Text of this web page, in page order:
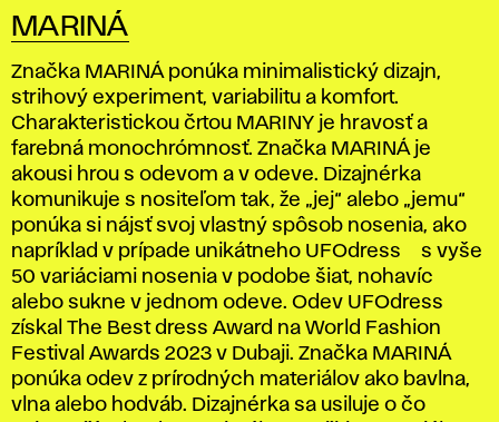
MARINÁ
Značka MARINÁ ponúka minimalistický dizajn,
strihový experiment, variabilitu a komfort.
Charakteristickou črtou MARINY je hravosť a
farebná monochrómnosť. Značka MARINÁ je
akousi hrou s odevom a v odeve. Dizajnérka
komunikuje s nositeľom tak, že „jej“ alebo „jemu“
ponúka si nájsť svoj vlastný spôsob nosenia, ako
napríklad v prípade unikátneho UFOdress ® s vyše
50 variáciami nosenia v podobe šiat, nohavíc
alebo sukne v jednom odeve. Odev UFOdress ®
získal The Best dress Award na World Fashion
Festival Awards 2023 v Dubaji. Značka MARINÁ
ponúka odev z prírodných materiálov ako bavlna,
vlna alebo hodváb. Dizajnérka sa usiluje o čo